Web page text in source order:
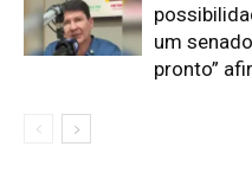
um
pronto”